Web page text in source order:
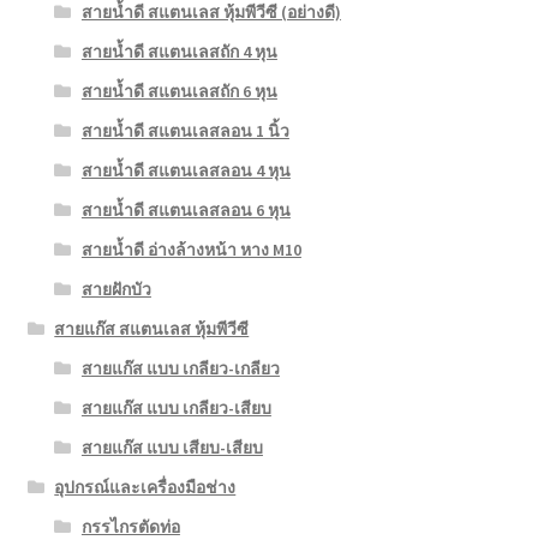
สายน้ำดี สแตนเลส หุ้มพีวีซี (อย่างดี)
สายน้ำดี สแตนเลสถัก 4 หุน
สายน้ำดี สแตนเลสถัก 6 หุน
สายน้ำดี สแตนเลสลอน 1 นิ้ว
สายน้ำดี สแตนเลสลอน 4 หุน
สายน้ำดี สแตนเลสลอน 6 หุน
สายน้ำดี อ่างล้างหน้า หาง M10
สายฝักบัว
สายแก๊ส สแตนเลส หุ้มพีวีซี
สายแก๊ส แบบ เกลียว-เกลียว
สายแก๊ส แบบ เกลียว-เสียบ
สายแก๊ส แบบ เสียบ-เสียบ
อุปกรณ์และเครื่องมือช่าง
กรรไกรตัดท่อ